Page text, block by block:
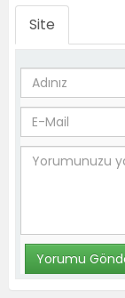
Site